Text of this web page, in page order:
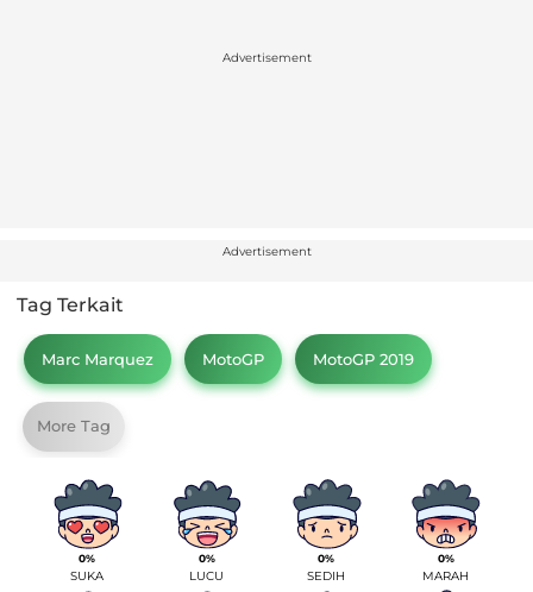
Advertisement
Advertisement
Tag Terkait
Marc Marquez MotoGP MotoGP 2019
More Tag
0%
SUKA
0%
LUCU
0%
SEDIH
0%
MARAH